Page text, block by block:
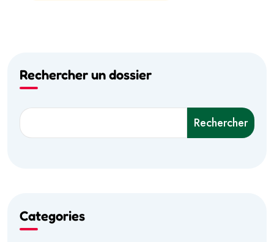
Rechercher un dossier
Rechercher
Categories